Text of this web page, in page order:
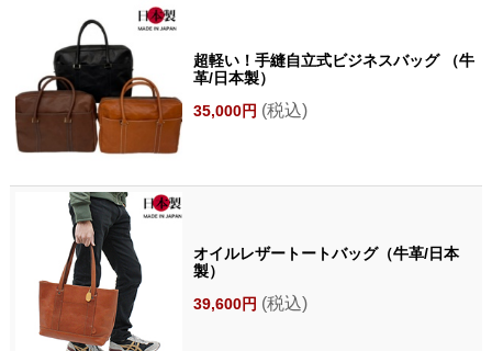
超軽い！手縫自立式ビジネスバッグ （牛
革/日本製）
35,000円 (税込)
オイルレザートートバッグ（牛革/日本
製）
39,600円 (税込)